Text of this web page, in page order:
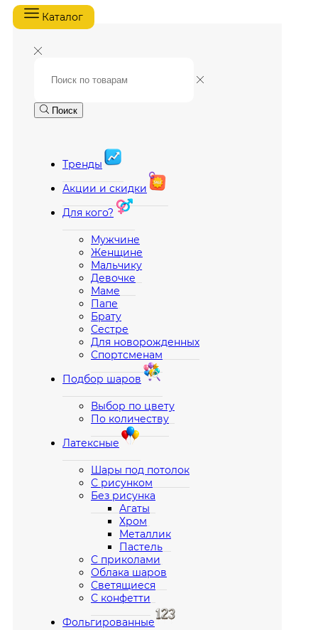
Каталог
Поиск
Тренды
Акции и скидки
Для кого?
Мужчине
Женщине
Мальчику
Девочке
Маме
Папе
Брату
Сестре
Для новорожденных
Спортсменам
Подбор шаров
Выбор по цвету
По количеству
Латексные
Шары под потолок
С рисунком
Без рисунка
Агаты
Хром
Металлик
Пастель
С приколами
Облака шаров
Светящиеся
С конфетти
Фольгированные